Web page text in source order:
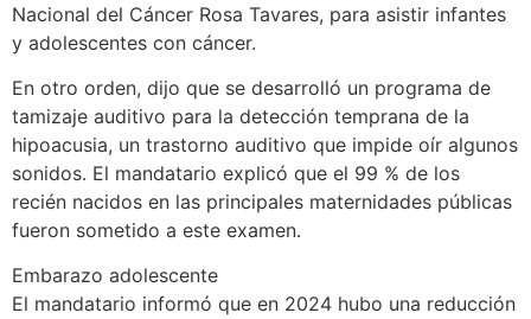
Nacional del Cáncer Rosa Tavares, para asistir infantes
y adolescentes con cáncer.
En otro orden, dijo que se desarrolló un programa de
tamizaje auditivo para la detección temprana de la
hipoacusia, un trastorno auditivo que impide oír algunos
sonidos. El mandatario explicó que el 99 % de los
recién nacidos en las principales maternidades públicas
fueron sometido a este examen.
Embarazo adolescente
El mandatario informó que en 2024 hubo una reducción